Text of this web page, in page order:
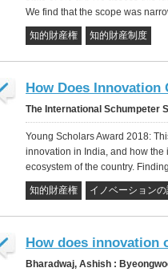
We find that the scope was
知的財産権 知的財産制度
How Does Innovation
The International Schumpeter
Young Scholars Award 2018:
innovation in India, and how the
ecosystem of the country.
知的財産権 イノベーションの
How does innovation
Bharadwaj, Ashish :